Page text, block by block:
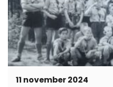
11 november 2024